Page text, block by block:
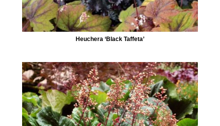
Heuchera ‘Black Taffeta’